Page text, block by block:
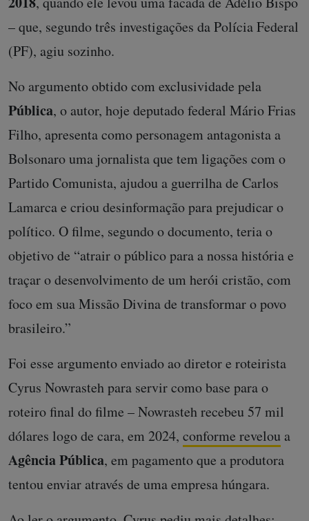
– que, segundo três investigações da Polícia Federal
(PF), agiu sozinho.
No argumento obtido com exclusividade pela
Pública, o autor, hoje deputado federal Mário Frias
Filho, apresenta como personagem antagonista a
Bolsonaro uma jornalista que tem ligações com o
Partido Comunista, ajudou a guerrilha de Carlos
Lamarca e criou desinformação para prejudicar o
político. O filme, segundo o documento, teria o
objetivo de “atrair o público para a nossa história e
traçar o desenvolvimento de um herói cristão, com
foco em sua Missão Divina de transformar o povo
brasileiro.”
Foi esse argumento enviado ao diretor e roteirista
Cyrus Nowrasteh para servir como base para o
roteiro final do filme – Nowrasteh recebeu 57 mil
dólares logo de cara, em 2024, conforme revelou a
Agência Pública, em pagamento que a produtora
tentou enviar através de uma empresa húngara.